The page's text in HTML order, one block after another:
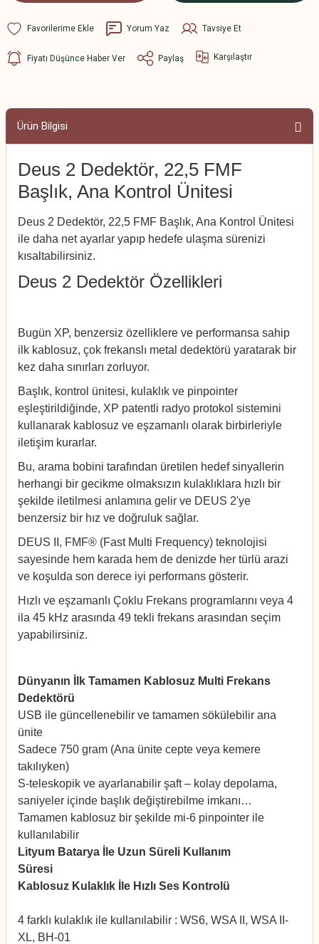
Yorum Yaz Tavsiye Et
Fiyatı Düşünce Haber Ver Paylaş Karşılaştır
Ürün Bilgisi
Deus 2 Dedektör, 22,5 FMF
Başlık, Ana Kontrol Ünitesi
Deus 2 Dedektör, 22,5 FMF Başlık, Ana Kontrol Ünitesi
ile daha net ayarlar yapıp hedefe ulaşma sürenizi
kısaltabilirsiniz.
Deus 2 Dedektör Özellikleri
Bugün XP, benzersiz özelliklere ve performansa sahip
ilk kablosuz, çok frekanslı metal dedektörü yaratarak bir
kez daha sınırları zorluyor.
Başlık, kontrol ünitesi, kulaklık ve pinpointer
eşleştirildiğinde, XP patentli radyo protokol sistemini
kullanarak kablosuz ve eşzamanlı olarak birbirleriyle
iletişim kurarlar.
Bu, arama bobini tarafından üretilen hedef sinyallerin
herhangi bir gecikme olmaksızın kulaklıklara hızlı bir
şekilde iletilmesi anlamına gelir ve DEUS 2'ye
benzersiz bir hız ve doğruluk sağlar.
DEUS II, FMF® (Fast Multi Frequency) teknolojisi
sayesinde hem karada hem de denizde her türlü arazi
ve koşulda son derece iyi performans gösterir.
Hızlı ve eşzamanlı Çoklu Frekans programlarını veya 4
ila 45 kHz arasında 49 tekli frekans arasından seçim
yapabilirsiniz.
Dünyanın İlk Tamamen Kablosuz Multi Frekans
Dedektörü
USB ile güncellenebilir ve tamamen sökülebilir ana
ünite
Sadece 750 gram (Ana ünite cepte veya kemere
takılıyken)
S-teleskopik ve ayarlanabilir şaft – kolay depolama,
saniyeler içinde başlık değiştirebilme imkanı…
Tamamen kablosuz bir şekilde mi-6 pinpointer ile
kullanılabilir
Lityum Batarya İle Uzun Süreli Kullanım
Süresi
Kablosuz Kulaklık İle Hızlı Ses Kontrolü
4 farklı kulaklık ile kullanılabilir : WS6, WSA II, WSA II-
XL, BH-01